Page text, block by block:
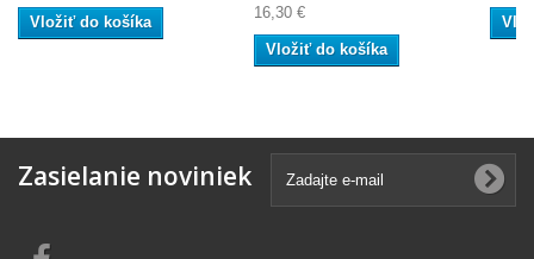
Vložiť do košíka
16,30 €
Vložiť do košíka
Zasielanie noviniek